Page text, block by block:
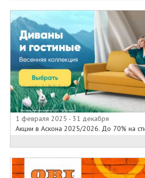
1 февраля 2025 - 31 декабря
Акции в Аскона 2025/2026. До 70% на